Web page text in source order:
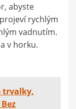
abyste
rychlým
vadnutím.
v horku.
trvalky,